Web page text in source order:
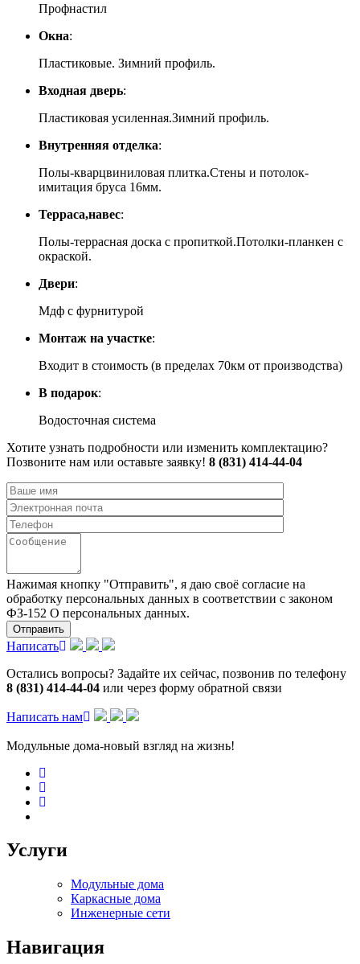
Профнастил
Окна:
Пластиковые. Зимний профиль.
Входная дверь:
Пластиковая усиленная.Зимний профиль.
Внутренняя отделка:
Полы-кварцвиниловая плитка.Стены и потолок-
имитация бруса 16мм.
Терраса,навес:
Полы-террасная доска с пропиткой.Потолки-планкен с
окраской.
Двери:
Мдф с фурнитурой
Монтаж на участке:
Входит в стоимость (в пределах 70км от производства)
В подарок:
Водосточная система
Хотите узнать подробности или изменить комплектацию?
Позвоните нам или оставьте заявку! 8 (831) 414-44-04
Нажимая кнопку "Отправить", я даю своё согласие на
обработку персональных данных в соответствии с законом
ФЗ-152 О персональных данных.
Написать
Остались вопросы? Задайте их сейчас, позвонив по телефону
8 (831) 414-44-04 или через форму обратной связи
Написать нам
Модульные дома-новый взгляд на жизнь!
Услуги
Модульные дома
Каркасные дома
Инженерные сети
Навигация